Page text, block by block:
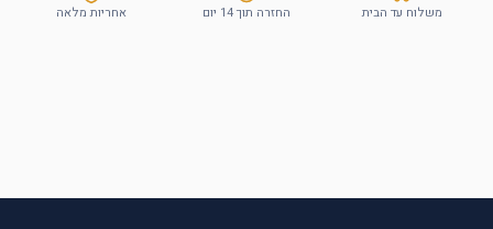
משלוח עד הבית החזרה תוך 14 יום אחריות מלאה